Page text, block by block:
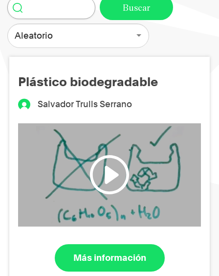
Aleatorio
Plástico biodegradable
Salvador Trulls Serrano
Más información